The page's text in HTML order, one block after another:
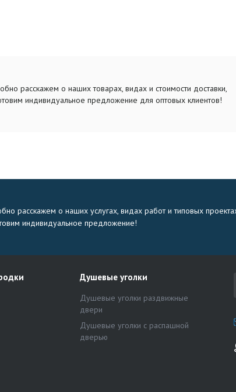
расскажем о наших товарах, видах и стоимости доставки,
индивидуальное предложение для оптовых клиентов!
расскажем о наших услугах, видах работ и типовых
индивидуальное предложение!
Душевые уголки
Душевые уголки раздвижные
двери
Душевые уголки с распашной
дверью